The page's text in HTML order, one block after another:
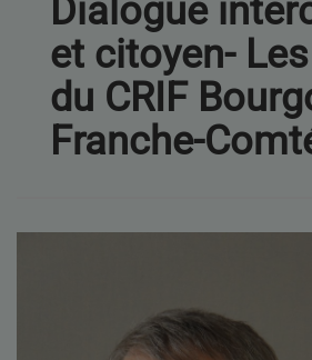
Dialogue
et citoyen-
du CRIF
Franche-